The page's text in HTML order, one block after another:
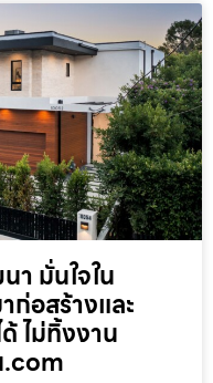
า มั่นใจใน
อสร้างและ
ไม่ทิ้งงาน
.com